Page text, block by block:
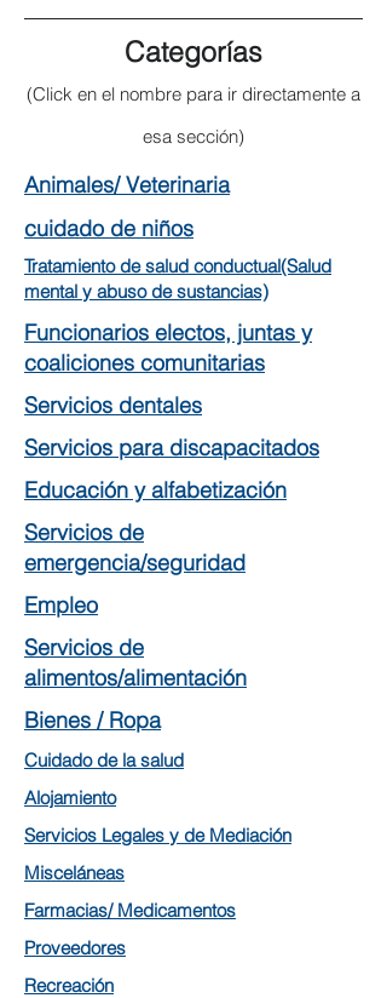
Categorías
(Click en el nombre para ir directamente a
esa sección)
Animales/ Veterinaria
cuidado de niños
Tratamiento de salud conductual(Salud
mental y abuso de sustancias)
Funcionarios electos, juntas y
coaliciones comunitarias
Servicios dentales
Servicios para discapacitados
Educación y alfabetización
Servicios de
emergencia/seguridad
Empleo
Servicios de
alimentos/alimentación
Bienes / Ropa
Cuidado de la salud
Alojamiento
Servicios Legales y de Mediación
Misceláneas
Farmacias/ Medicamentos
Proveedores
Recreación